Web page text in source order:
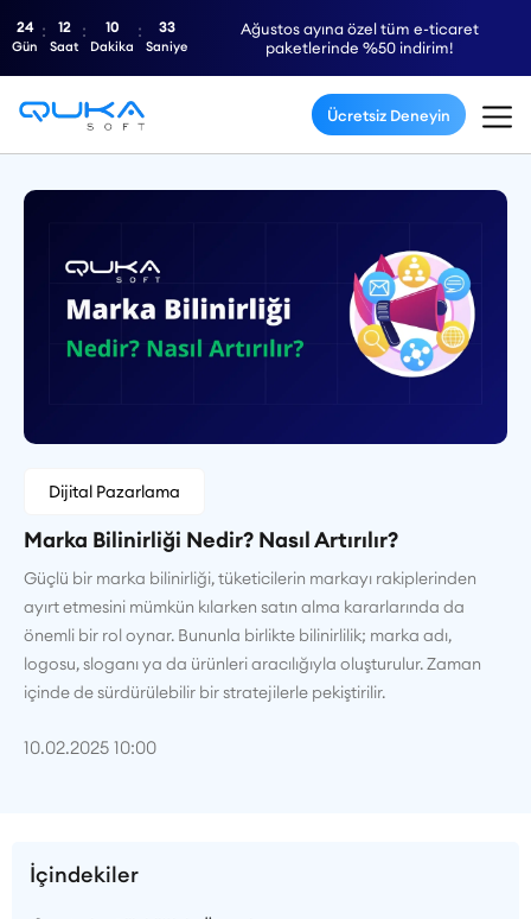
Ağustos ayına özel tüm e-ticaret
paketlerinde %50 indirim!
24
Gün
12
Saat
10
Dakika
32
Saniye
Ücretsiz Deneyin
Dijital Pazarlama
Marka Bilinirliği Nedir? Nasıl Artırılır?
Güçlü bir marka bilinirliği, tüketicilerin markayı rakiplerinden
ayırt etmesini mümkün kılarken satın alma kararlarında da
önemli bir rol oynar. Bununla birlikte bilinirlilik; marka adı,
logosu, sloganı ya da ürünleri aracılığıyla oluşturulur. Zaman
içinde de sürdürülebilir bir stratejilerle pekiştirilir.
10.02.2025 10:00
İçindekiler